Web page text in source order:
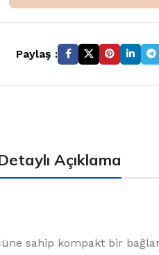
Paylaş :
Açıklama
sahip kompakt bir